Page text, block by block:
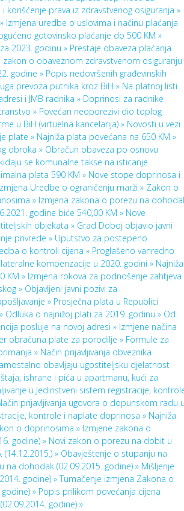
korišćenje prava iz zdravstvenog osiguranja »
Izmjena uredbe o uslovima i načinu plaćanja
gotovinsko plaćanje do 500 KM »
2023. godinu » Prestaje obaveza plaćanja
zakon o obaveznom zdravstvenom osiguranju
godine » Popis nedovršenih građevinskih
prevoza putnika kroz BiH » Na platnoj listi
i JMB radnika » Doprinosi za radnike
» Povećan neoporezivi dio toplog
u BiH (virtuelna kancelarija) » Novosti u vezi
plate » Najniža plata povećana na 650 KM »
obroka » Obračun obaveza po osnovu
se komunalne takse na isticanje
plata 590 KM » Nove stope doprinosa i
Uredbe o ograničenju marži » Zakon o
» Izmjena zakona o porezu na
godine biće 540,00 KM » Nove
objekata » Grad Doboj objavio javni
privrede » Uputstvo za postepeno
o kontroli cijena » Proglašeno vanredno
kompenzacije u 2020. godini » Najniža
KM » Izmjena rokova za podnošenje zahtjeva
» Objavljeni javni pozivi za
» Prosječna plata u Republici
Odluka o najnižoj plati za 2019. godinu » Od
posluje na novoj adresi » Izmjene načina
obračuna plate za porodilje » Formule za
» Način prijavljivanja obveznika
obavljaju ugostiteljsku djelatnost
ishrane i pića u apartmanu, kući za
u Jedinstveni sistem registracije,
prijavljivanja ugovora o dopunskom radu
kontrole i naplate doprinosa » Najniža
o doprinosima » Izmjene zakona o
godine) » Novi zakon o porezu na dobit u
» Obavještenje o stupanju na
na dohodak (02.09.2015. godine) » Mišljenje
godine) »Tumačenje izmjena Zakona o
» Popis prilikom povećanja cijena
godine) »